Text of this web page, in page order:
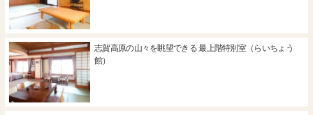
志賀高原の山々を眺望できる 最上階特別室（らいちょう
館）